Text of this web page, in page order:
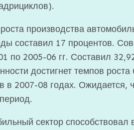
производства
составил 17 процентов.
по 2005-06 гг. Составил
достигнет темпов
в 2007-08 годах. Ожидается,
сектор